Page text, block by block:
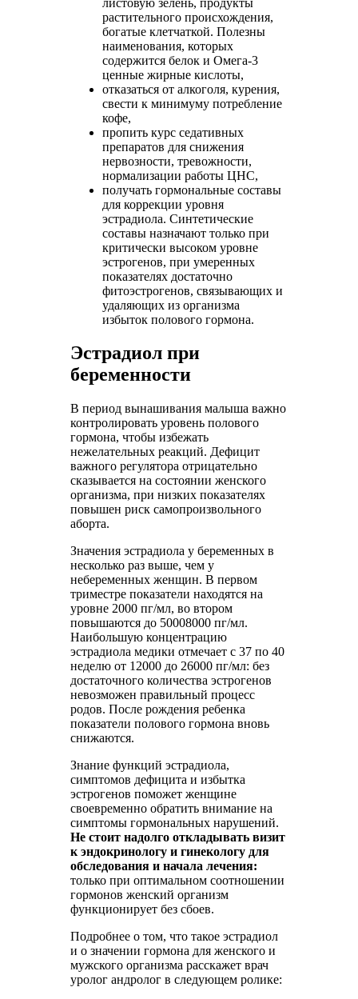
растительного происхождения,
богатые клетчаткой. Полезны
наименования, которых
содержится белок и Омега-3
ценные жирные кислоты,
отказаться от алкоголя, курения,
свести к минимуму потребление
кофе,
пропить курс седативных
препаратов для снижения
нервозности, тревожности,
нормализации работы ЦНС,
получать гормональные составы
для коррекции уровня
эстрадиола. Синтетические
составы назначают только при
критически высоком уровне
эстрогенов, при умеренных
показателях достаточно
фитоэстрогенов, связывающих и
удаляющих из организма
избыток полового гормона.
Эстрадиол при
беременности
В период вынашивания малыша важно
контролировать уровень полового
гормона, чтобы избежать
нежелательных реакций. Дефицит
важного регулятора отрицательно
сказывается на состоянии женского
организма, при низких показателях
повышен риск самопроизвольного
аборта.
Значения эстрадиола у беременных в
несколько раз выше, чем у
небеременных женщин. В первом
триместре показатели находятся на
уровне 2000 пг/мл, во втором
повышаются до 50008000 пг/мл.
Наибольшую концентрацию
эстрадиола медики отмечает с 37 по 40
неделю от 12000 до 26000 пг/мл: без
достаточного количества эстрогенов
невозможен правильный процесс
родов. После рождения ребенка
показатели полового гормона вновь
снижаются.
Знание функций эстрадиола,
симптомов дефицита и избытка
эстрогенов поможет женщине
своевременно обратить внимание на
симптомы гормональных нарушений.
Не стоит надолго откладывать визит
к эндокринологу и гинекологу для
обследования и начала лечения:
только при оптимальном соотношении
гормонов женский организм
функционирует без сбоев.
Подробнее о том, что такое эстрадиол
и о значении гормона для женского и
мужского организма расскажет врач
уролог андролог в следующем ролике: